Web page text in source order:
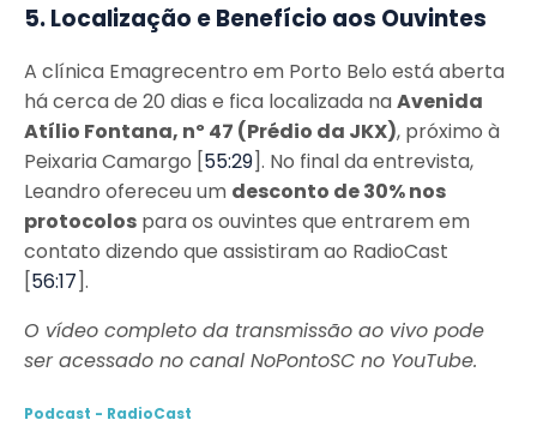
5. Localização e Benefício aos Ouvintes
A clínica Emagrecentro em Porto Belo está aberta
há cerca de 20 dias e fica localizada naAvenida
Atílio Fontana, nº 47 (Prédio da JKX), próximo à
Peixaria Camargo [55:29]. No final da entrevista,
Leandro ofereceu um desconto de 30% nos
protocolos para os ouvintes que entrarem em
contato dizendo que assistiram ao RadioCast
[56:17].
O vídeo completo da transmissão ao vivo pode
ser acessado no canal NoPontoSC no YouTube.
Podcast - RadioCast